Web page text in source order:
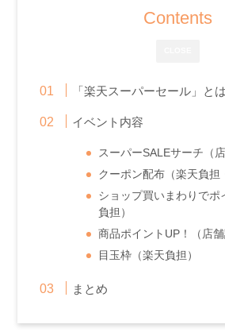
Contents
「楽天スーパーセール」とは
イベント内容
スーパーSALEサーチ（店
クーポン配布（楽天負担
ショップ買いまわりでポ
負担）
商品ポイントUP！（店舗
目玉枠（楽天負担）
まとめ